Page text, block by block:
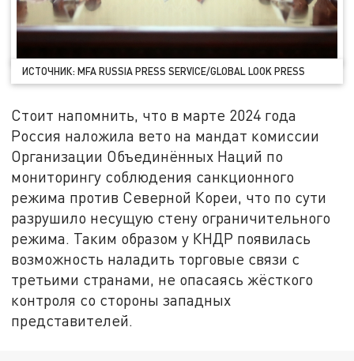
ИСТОЧНИК: MFA RUSSIA PRESS SERVICE/GLOBAL LOOK PRESS
Стоит напомнить, что в марте 2024 года
Россия наложила вето на мандат комиссии
Организации Объединённых Наций по
мониторингу соблюдения санкционного
режима против Северной Кореи, что по сути
разрушило несущую стену ограничительного
режима. Таким образом у КНДР появилась
возможность наладить торговые связи с
третьими странами, не опасаясь жёсткого
контроля со стороны западных
представителей.